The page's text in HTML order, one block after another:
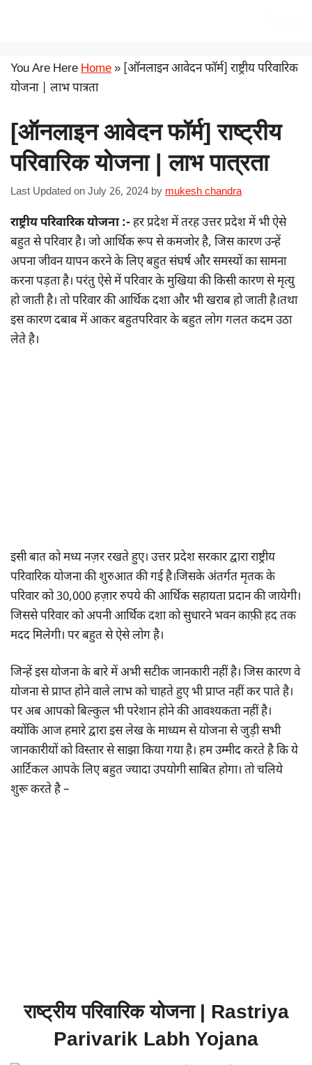
You Are HereHome» [ऑनलाइन आवेदन फॉर्म] राष्ट्रीय परिवारिक
योजना | लाभ पात्रता
[ऑनलाइन आवेदन फॉर्म] राष्ट्रीय
परिवारिक योजना | लाभ पात्रता
Last Updated on July 26, 2024 by mukesh chandra
राष्ट्रीय परिवारिक योजना :-हर प्रदेश में तरह उत्तर प्रदेश में भी ऐसे
बहुत से परिवार है। जो आर्थिक रूप से कमजोर है, जिस कारण उन्हें
अपना जीवन यापन करने के लिए बहुत संघर्ष और समस्यों का सामना
करना पड़ता है। परंतु ऐसे में परिवार के मुखिया की किसी कारण से मृत्यु
हो जाती है। तो परिवार की आर्थिक दशा और भी खराब हो जाती है।तथा
इस कारण दबाब में आकर बहुतपरिवार के बहुत लोग गलत कदम उठा
लेते है।
इसी बात को मध्य नज़र रखते हुए। उत्तर प्रदेश सरकार द्वारा राष्ट्रीय
परिवारिक योजना की शुरुआत की गई है।जिसके अंतर्गत मृतक के
परिवार को 30,000 हज़ार रुपये की आर्थिक सहायता प्रदान की जायेगी।
जिससे परिवार को अपनी आर्थिक दशा को सुधारने भवन काफ़ी हद तक
मदद मिलेगी। पर बहुत से ऐसे लोग है।
जिन्हें इस योजना के बारे में अभी सटीक जानकारी नहीं है। जिस कारण वे
योजना से प्राप्त होने वाले लाभ को चाहते हुए भी प्राप्त नहीं कर पाते है।
पर अब आपको बिल्कुल भी परेशान होने की आवश्यकता नहीं है।
क्योंकि आज हमारे द्वारा इस लेख के माध्यम से योजना से जुड़ी सभी
जानकारीयों को विस्तार से साझा किया गया है। हम उम्मीद करते है कि ये
आर्टिकल आपके लिए बहुत ज्यादा उपयोगी साबित होगा। तो चलिये
शुरू करते है –
राष्ट्रीय परिवारिक योजना | Rastriya
Parivarik Labh Yojana